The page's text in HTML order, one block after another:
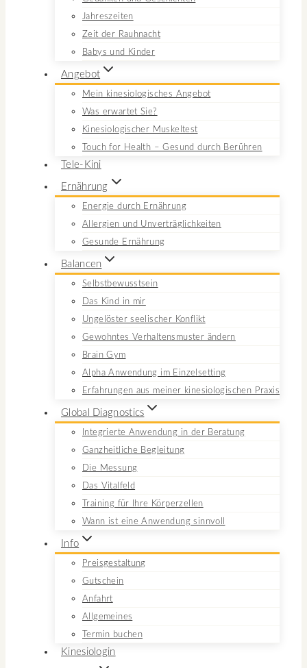
Jahreszeiten
Zeit der Rauhnacht
Babys und Kinder
Angebot
Mein kinesiologisches Angebot
Was erwartet Sie?
Kinesiologischer Muskeltest
Touch for Health – Gesund durch Berühren
Tele-Kini
Ernährung
Energie durch Ernährung
Allergien und Unverträglichkeiten
Gesunde Ernährung
Balancen
Selbstbewusstsein
Das Kind in mir
Ungelöster seelischer Konflikt
Gewohntes Verhaltensmuster ändern
Brain Gym
Alpha Anwendung im Einzelsetting
Erfahrungen aus meiner kinesiologischen Praxis
Global Diagnostics
Integrierte Anwendung in der Beratung
Ganzheitliche Begleitung
Die Messung
Das Vitalfeld
Training für Ihre Körperzellen
Wann ist eine Anwendung sinnvoll
Info
Preisgestaltung
Gutschein
Anfahrt
Allgemeines
Termin buchen
Kinesiologin